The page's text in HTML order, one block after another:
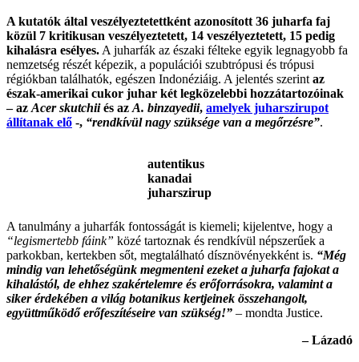
A kutatók által veszélyeztetettként azonosított 36 juharfa faj
közül 7 kritikusan veszélyeztetett, 14 veszélyeztetett, 15 pedig
kihalásra esélyes. A juharfák az északi félteke egyik legnagyobb fa
nemzetség részét képezik, a populációi szubtrópusi és trópusi
régiókban találhatók, egészen Indonéziáig. A jelentés szerint az
észak-amerikai cukor juhar két legközelebbi hozzátartozóinak
– az Acer skutchiiés az A. binzayedii, amelyek juharszirupot
állítanak elő -, “rendkívül nagy szüksége van a megőrzésre”.
autentikus
kanadai
juharszirup
A tanulmány a juharfák fontosságát is kiemeli; kijelentve, hogy a
“legismertebb fáink” közé tartoznak és rendkívül népszerűek a
parkokban, kertekben sőt, megtalálható dísznövényekként is. “Még
mindig van lehetőségünk megmenteni ezeket a juharfa fajokat a
kihalástól, de ehhez szakértelemre és erőforrásokra, valamint a
siker érdekében a világ botanikus kertjeinek összehangolt,
együttműködő erőfeszítéseire van szükség!” – mondta Justice.
– Lázadó